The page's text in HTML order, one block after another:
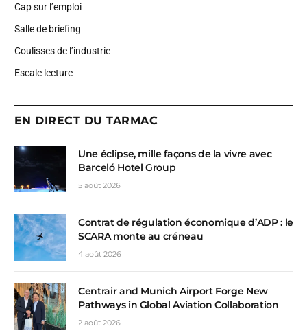
Cap sur l’emploi
Salle de briefing
Coulisses de l’industrie
Escale lecture
EN DIRECT DU TARMAC
Une éclipse, mille façons de la vivre avec
Barceló Hotel Group
5 août 2026
Contrat de régulation économique d’ADP : le
SCARA monte au créneau
4 août 2026
Centrair and Munich Airport Forge New
Pathways in Global Aviation Collaboration
2 août 2026